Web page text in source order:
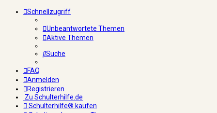
Schnellzugriff
Unbeantwortete Themen
Aktive Themen
Suche
FAQ
Anmelden
Registrieren
Zu Schulterhilfe.de
Schulterhilfe® kaufen